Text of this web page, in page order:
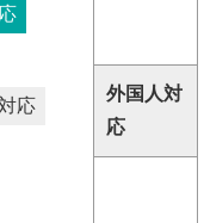
応
外国人対
応